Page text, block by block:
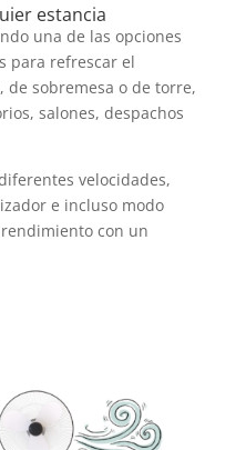
estancia
una de las opciones
para refrescar el
de sobremesa o de torre,
salones, despachos
velocidades,
e incluso modo
con un